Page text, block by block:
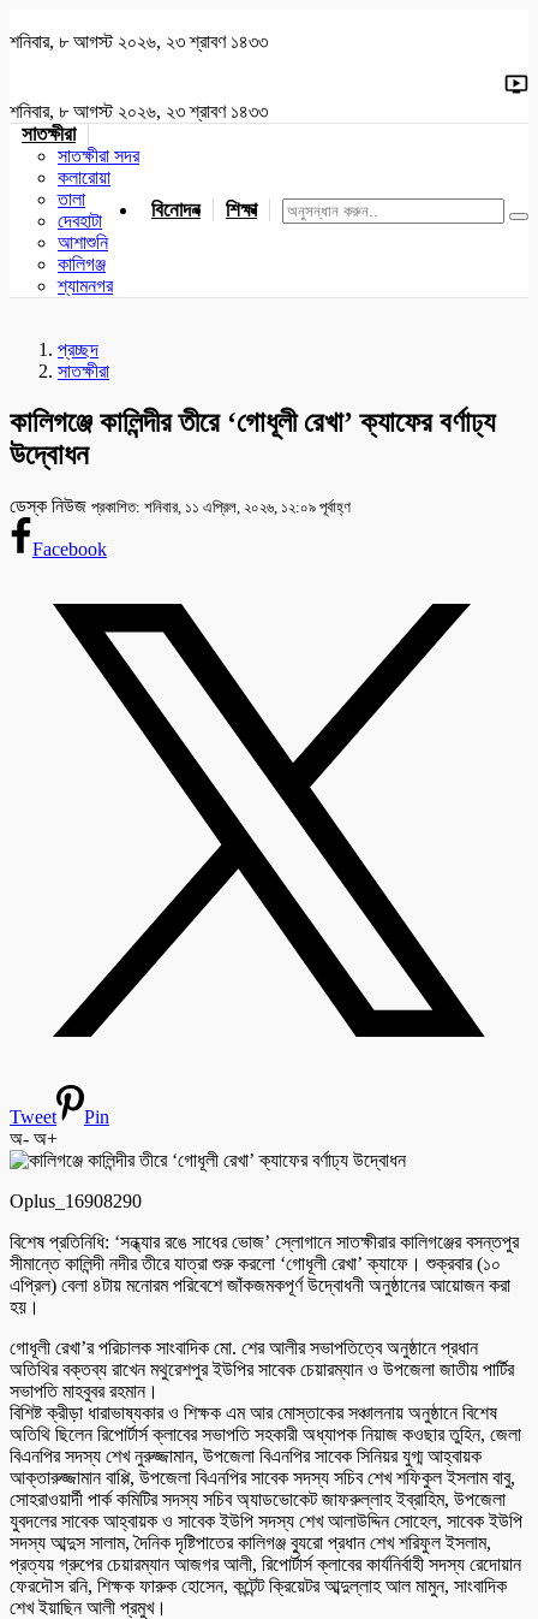
শনিবার, ৮ আগস্ট ২০২৬, ২৩ শ্রাবণ ১৪৩৩
শনিবার, ৮ আগস্ট ২০২৬, ২৩ শ্রাবণ ১৪৩৩
সাতক্ষীরা
সাতক্ষীরা সদর
কলারোয়া
তালা
দেবহাটা
আশাশুনি
কালিগঞ্জ
শ্যামনগর
বিনোদন শিক্ষা খেলাধুলা জাতীয় যশোর
প্রচ্ছদ
সাতক্ষীরা
কালিগঞ্জে কালিন্দীর তীরে ‘গোধূলী রেখা’ ক্যাফের বর্ণাঢ্য
উদ্বোধন
ডেস্ক নিউজ প্রকাশিত: শনিবার, ১১ এপ্রিল, ২০২৬, ১২:০৯ পূর্বাহ্ণ
Facebook
Tweet
Pin
অ- অ+
Oplus_16908290
বিশেষ প্রতিনিধি: ‘সন্ধ্যার রঙে সাধের ভোজ’ স্লোগানে সাতক্ষীরার কালিগঞ্জের বসন্তপুর
সীমান্তে কালিন্দী নদীর তীরে যাত্রা শুরু করলো ‘গোধূলী রেখা’ ক্যাফে। শুক্রবার (১০
এপ্রিল) বেলা ৪টায় মনোরম পরিবেশে জাঁকজমকপূর্ণ উদ্বোধনী অনুষ্ঠানের আয়োজন করা
হয়।
গোধূলী রেখা’র পরিচালক সাংবাদিক মো. শের আলীর সভাপতিত্বে অনুষ্ঠানে প্রধান
অতিথির বক্তব্য রাখেন মথুরেশপুর ইউপির সাবেক চেয়ারম্যান ও উপজেলা জাতীয় পার্টির
সভাপতি মাহবুবর রহমান।
বিশিষ্ট ক্রীড়া ধারাভাষ্যকার ও শিক্ষক এম আর মোস্তাকের সঞ্চালনায় অনুষ্ঠানে বিশেষ
অতিথি ছিলেন রিপোর্টার্স ক্লাবের সভাপতি সহকারী অধ্যাপক নিয়াজ কওছার তুহিন, জেলা
বিএনপির সদস্য শেখ নুরুজ্জামান, উপজেলা বিএনপির সাবেক সিনিয়র যুগ্ম আহ্বায়ক
আক্তারুজ্জামান বাপ্পি, উপজেলা বিএনপির সাবেক সদস্য সচিব শেখ শফিকুল ইসলাম বাবু,
সোহরাওয়ার্দী পার্ক কমিটির সদস্য সচিব অ্যাডভোকেট জাফরুল্লাহ ইব্রাহিম, উপজেলা
যুবদলের সাবেক আহ্বায়ক ও সাবেক ইউপি সদস্য শেখ আলাউদ্দিন সোহেল, সাবেক ইউপি
সদস্য আব্দুস সালাম, দৈনিক দৃষ্টিপাতের কালিগঞ্জ ব্যুরো প্রধান শেখ শরিফুল ইসলাম,
প্রত্যয় গ্রুপের চেয়ারম্যান আজগর আলী, রিপোর্টার্স ক্লাবের কার্যনির্বাহী সদস্য রেদোয়ান
ফেরদৌস রনি, শিক্ষক ফারুক হোসেন, কন্টেন্ট ক্রিয়েটর আব্দুল্লাহ আল মামুন, সাংবাদিক
শেখ ইয়াছিন আলী প্রমুখ।